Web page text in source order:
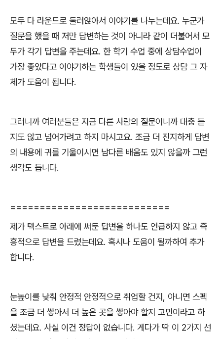
모두 다 라운드로 둘러앉아서 이야기를 나누는데요. 누군가
질문을 했을 때 저만 답변하는 것이 아니라 같이 더불어서 모
두가 각기 답변을 주는데요. 한 학기 수업 중에 상담수업이
가장 좋았다고 이야기하는 학생들이 있을 정도로 상담 그 자
체가 도움이 됩니다.
그러니까 여러분들은 지금 다른 사람의 질문이니까 대충 듣
지도 않고 넘어가려고 하지 마시고요. 조금 더 진지하게 답변
의 내용에 귀를 기울이시면 남다른 배움도 있지 않을까 그런
생각도 듭니다.
===========================
제가 텍스트로 아래에 써둔 답변을 하나도 언급하지 않고 즉
흥적으로 답변을 드렸는데요. 혹시나 도움이 될까하여 추가
합니다.
눈높이를 낮춰 안정적 안정적으로 취업할 건지 , 아니면 스펙
을 조금 더 쌓아서 더 높은 곳을 쌓아야 할지 고민이라고 하
셨는데요. 사실 이건 정답이 없습니다. 게다가 딱 이 2가지 선